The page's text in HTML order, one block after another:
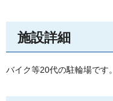
施設詳細
バイク等20代の駐輪場です。